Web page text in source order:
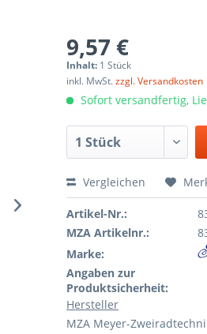
9,57 €
Inhalt: 1 Stück
inkl. MwSt.zzgl. Versandkosten
Sofort versandfertig,
Vergleichen
Artikel-Nr.:
MZA Artikelnr.:
Marke:
Angaben zur
Produktsicherheit:
Hersteller
MZA Meyer-